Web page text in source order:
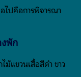
ไปคือการพิจารณา
พัก
ม้แขวนเสื้อสีดำ ขาว